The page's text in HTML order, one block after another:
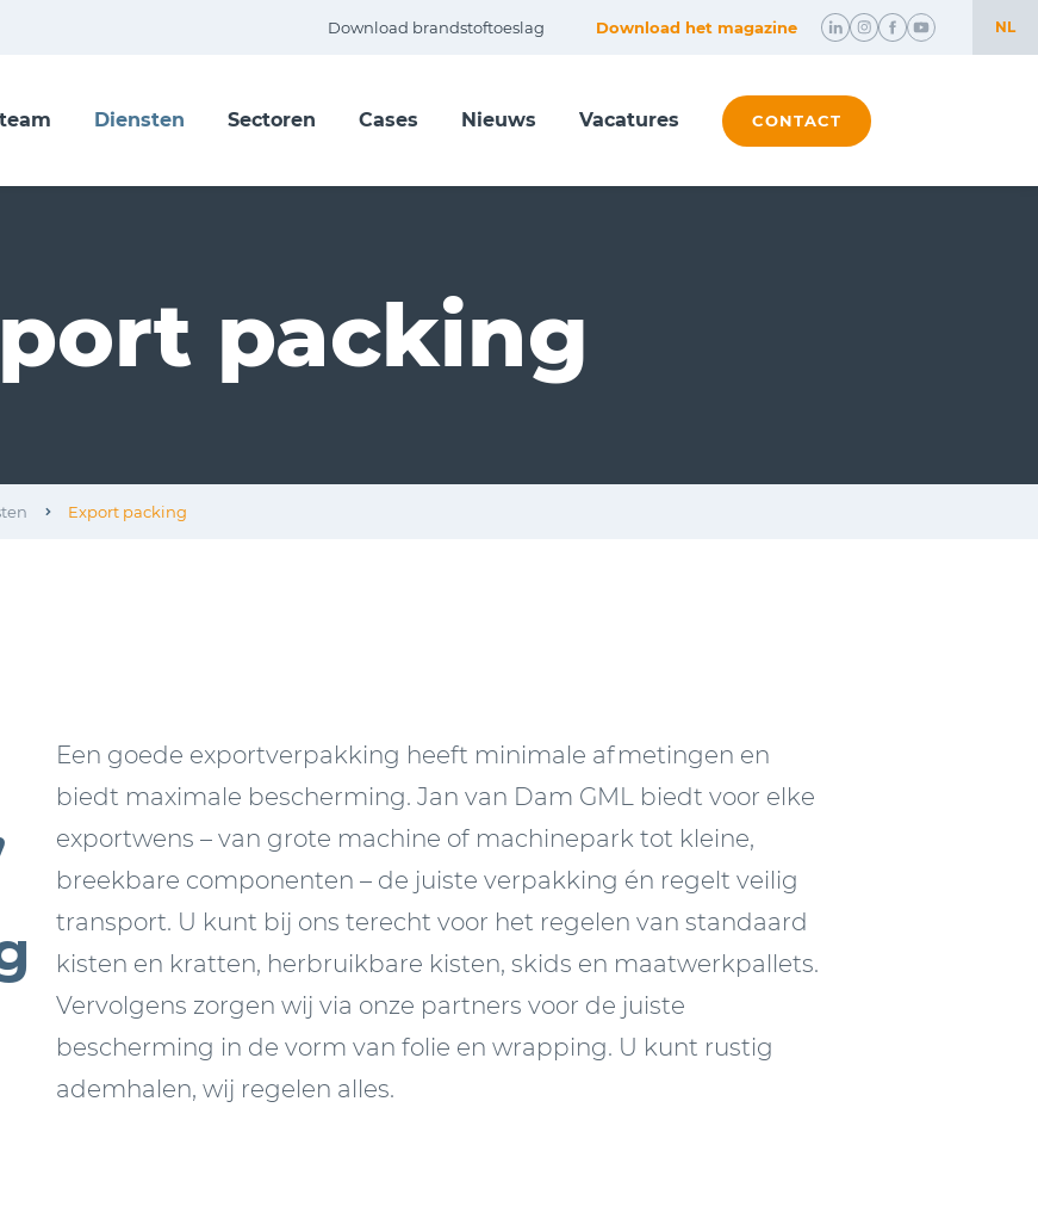
Download brandstoftoeslag Download het magazine NL
Diensten Sectoren Cases Nieuws Vacatures CONTACT
packing
Export packing
Een goede exportverpakking heeft minimale afmetingen en
biedt maximale bescherming. Jan van Dam GML biedt voor elke
exportwens – van grote machine of machinepark tot kleine,
breekbare componenten – de juiste verpakking én regelt veilig
transport. U kunt bij ons terecht voor het regelen van standaard
kisten en kratten, herbruikbare kisten, skids en maatwerkpallets.
Vervolgens zorgen wij via onze partners voor de juiste
bescherming in de vorm van folie en wrapping. U kunt rustig
ademhalen, wij regelen alles.